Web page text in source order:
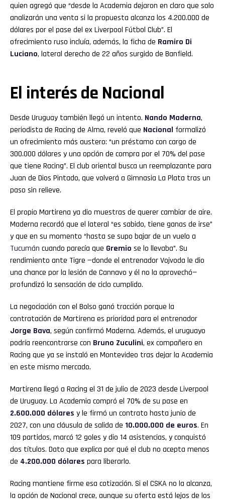
quien agregó que “desde la Academia dejaron en claro que solo
analizarán una venta si la propuesta alcanza los 4.200.000 de
dólares por el pase del ex Liverpool Fútbol Club”. El
ofrecimiento ruso incluía, además, la ficha de Ramiro Di
Luciano, lateral derecho de 22 años surgido de Banfield.
El interés de Nacional
Desde Uruguay también llegó un intento. Nando Maderna,
periodista de Racing de Alma, reveló que Nacional formalizó
un ofrecimiento más austero: “un préstamo con cargo de
300.000 dólares y una opción de compra por el 70% del pase
que tiene Racing”. El club oriental busca un reemplazante para
Juan de Dios Pintado, que volverá a Gimnasia La Plata tras un
paso sin relieve.
El propio Martirena ya dio muestras de querer cambiar de aire.
Maderna recordó que el lateral “es sabido, tiene ganas de irse”
y que en su momento “hasta se supo bajar de un vuelo a
Tucumán cuando parecía que Gremio se lo llevaba”. Su
rendimiento ante Tigre —donde el entrenador Vojvoda le dio
una chance por la lesión de Cannavo y él no la aprovechó—
profundizó la sensación de ciclo cumplido.
La negociación con el Bolso ganó tracción porque la
contratación de Martirena es prioridad para el entrenador
Jorge Bava, según confirmó Maderna. Además, el uruguayo
podría reencontrarse con Bruno Zuculini, ex compañero en
Racing que ya se instaló en Montevideo tras dejar la Academia
en este mismo mercado.
Martirena llegó a Racing el 31 de julio de 2023 desde Liverpool
de Uruguay. La Academia compró el 70% de su pase en
2.600.000 dólares y le firmó un contrato hasta junio de
2027, con una cláusula de salida de 10.000.000 de euros. En
109 partidos, marcó 12 goles y dio 14 asistencias, y conquistó
dos títulos. Dato que explica por qué el club no acepta menos
de 4.200.000 dólares para liberarlo.
Racing mantiene firme esa cotización. Si el CSKA no la alcanza,
la opción de Nacional crece, aunque su oferta está lejos de los